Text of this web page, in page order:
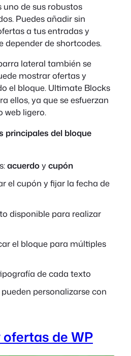
uno de sus robustos
Puedes añadir sin
a tus entradas y
depender de shortcodes.
lateral también se
mostrar ofertas y
el bloque. Ultimate Blocks
ellos, ya que se esfuerzan
web ligero.
principales del bloque
acuerdoycupón
el cupón y fijar la fecha de
disponible para realizar
el bloque para múltiples
de cada texto
personalizarse con
de WP